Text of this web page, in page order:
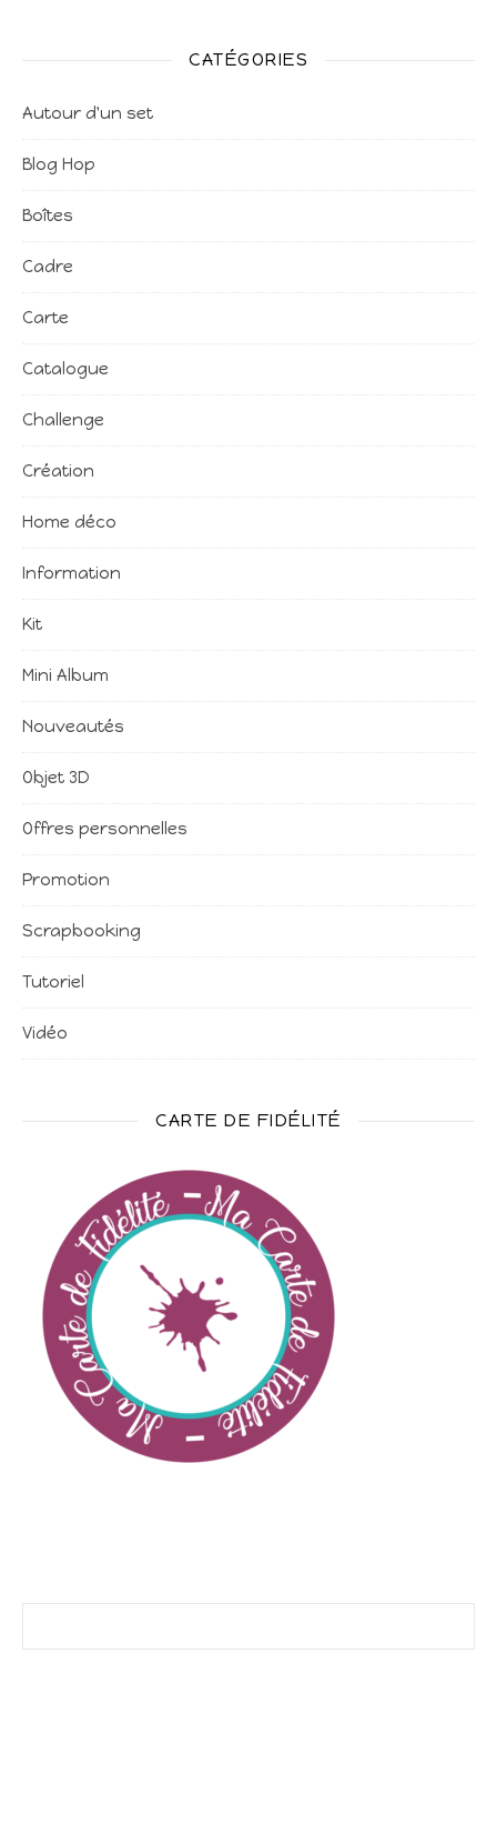
CATÉGORIES
Autour d'un set
Blog Hop
Boîtes
Cadre
Carte
Catalogue
Challenge
Création
Home déco
Information
Kit
Mini Album
Nouveautés
Objet 3D
Offres personnelles
Promotion
Scrapbooking
Tutoriel
Vidéo
CARTE DE FIDÉLITÉ